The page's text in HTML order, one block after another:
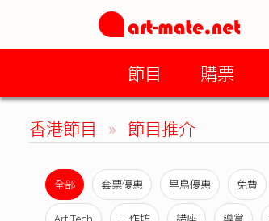
節目 購票
香港節目 » 節目推介
全部 套票優惠 早鳥優惠 免費